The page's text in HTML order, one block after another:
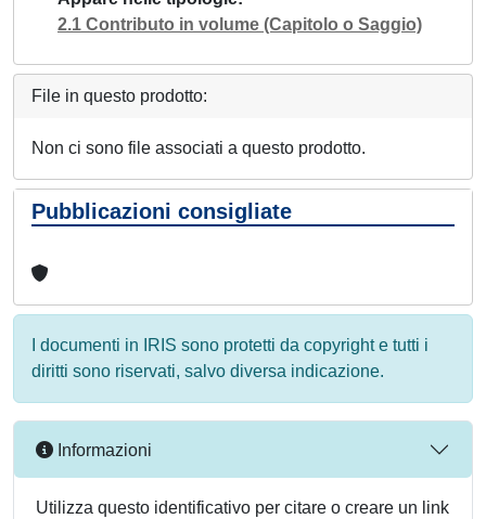
2.1 Contributo in volume (Capitolo o Saggio)
File in questo prodotto:
Non ci sono file associati a questo prodotto.
Pubblicazioni consigliate
I documenti in IRIS sono protetti da copyright e tutti i
diritti sono riservati, salvo diversa indicazione.
Informazioni
Utilizza questo identificativo per citare o creare un link